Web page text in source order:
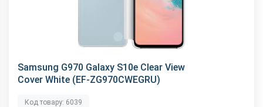
Samsung G970 Galaxy S10e Clear View
Cover White (EF-ZG970CWEGRU)
Код товару: 6039